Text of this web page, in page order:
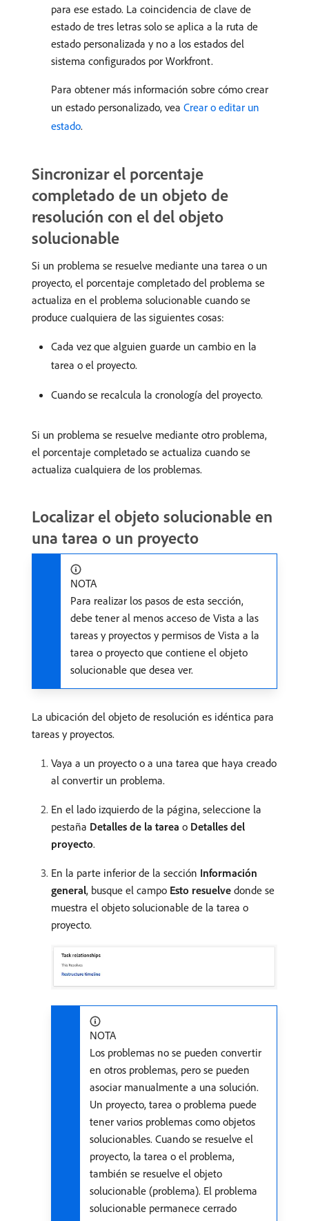
para ese estado. La coincidencia de clave de
estado de tres letras solo se aplica a la ruta de
estado personalizada y no a los estados del
sistema configurados por Workfront.
Para obtener más información sobre cómo crear
un estado personalizado, vea Crear o editar un
estado.
Sincronizar el porcentaje
completado de un objeto de
resolución con el del objeto
solucionable
Si un problema se resuelve mediante una tarea o un
proyecto, el porcentaje completado del problema se
actualiza en el problema solucionable cuando se
produce cualquiera de las siguientes cosas:
Cada vez que alguien guarde un cambio en la
tarea o el proyecto.
Cuando se recalcula la cronología del proyecto.
Si un problema se resuelve mediante otro problema,
el porcentaje completado se actualiza cuando se
actualiza cualquiera de los problemas.
Localizar el objeto solucionable en
una tarea o un proyecto
NOTA
Para realizar los pasos de esta sección,
debe tener al menos acceso de Vista a las
tareas y proyectos y permisos de Vista a la
tarea o proyecto que contiene el objeto
solucionable que desea ver.
La ubicación del objeto de resolución es idéntica para
tareas y proyectos.
Vaya a un proyecto o a una tarea que haya creado
al convertir un problema.
En el lado izquierdo de la página, seleccione la
pestaña Detalles de la tarea o Detalles del
proyecto.
En la parte inferior de la sección Información
general, busque el campo Esto resuelve donde se
muestra el objeto solucionable de la tarea o
proyecto.
NOTA
Los problemas no se pueden convertir
en otros problemas, pero se pueden
asociar manualmente a una solución.
Un proyecto, tarea o problema puede
tener varios problemas como objetos
solucionables. Cuando se resuelve el
proyecto, la tarea o el problema,
también se resuelve el objeto
solucionable (problema). El problema
solucionable permanece cerrado